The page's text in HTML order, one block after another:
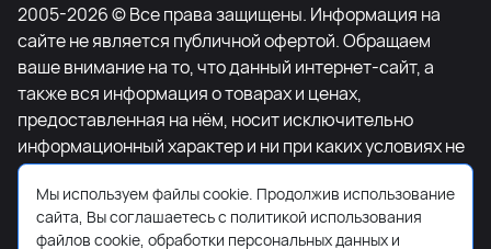
2005-2026 © Все права защищены. Информация на
сайте не является публичной офертой. Обращаем
ваше внимание на то, что данный интернет-сайт, а
также вся информация о товарах и ценах,
предоставленная на нём, носит исключительно
информационный характер и ни при каких условиях не
является публичной офертой, определяемой
положениями Статьи 437 Гражданского кодекса
Российской Федерации. Для получения подробной
Мы используем файлы cookie. Продолжив использование
сайта, Вы соглашаетесь с политикой использования
файлов cookie, обработки персональных данных и